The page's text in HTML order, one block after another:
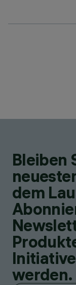
Bleiben
dem
werden.